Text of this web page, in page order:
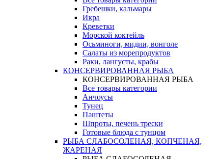
Гребешки, кальмары
Икра
Креветки
Морской коктейль
Осьминоги, мидии, вонголе
Салаты из морепродуктов
Раки, лангусты, крабы
КОНСЕРВИРОВАННАЯ РЫБА
КОНСЕРВИРОВАННАЯ РЫБА
Все товары категории
Анчоусы
Тунец
Паштеты
Шпроты, печень трески
Готовые блюда с тунцом
РЫБА СЛАБОСОЛЕНАЯ, КОПЧЕНАЯ,
ЖАРЕНАЯ